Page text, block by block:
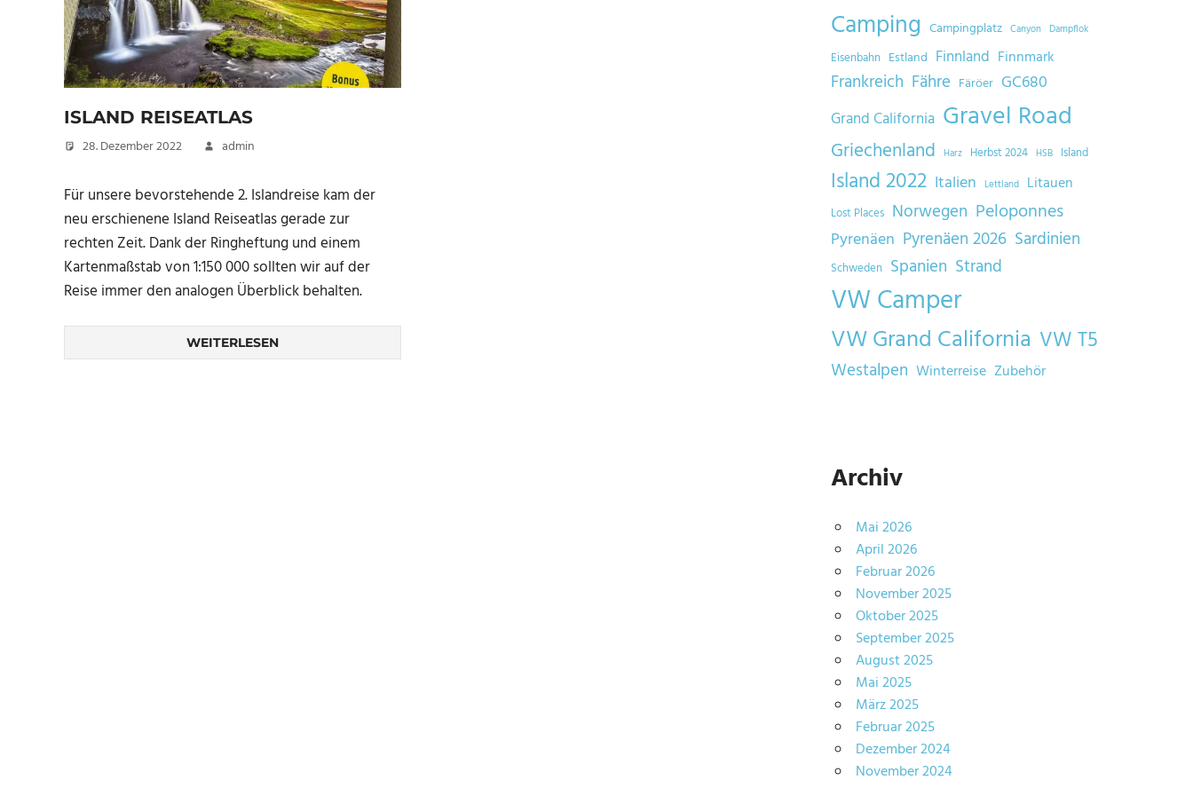
ISLAND REISEATLAS
28. Dezember 2022 admin
Für unsere bevorstehende 2. Islandreise kam der
neu erschienene Island Reiseatlas gerade zur
rechten Zeit. Dank der Ringheftung und einem
Kartenmaßstab von 1:150 000 sollten wir auf der
Reise immer den analogen Überblick behalten.
WEITERLESEN
Camping Campingplatz Canyon Dampflok
Eisenbahn Estland Finnland Finnmark
Frankreich Fähre Färöer GC680
Grand California Gravel Road
Griechenland Harz Herbst 2024 HSB Island
Island 2022 Italien Lettland Litauen
Lost Places Norwegen Peloponnes
Pyrenäen Pyrenäen 2026 Sardinien
Schweden Spanien Strand
VW Camper
VW Grand California VW T5
Westalpen Winterreise Zubehör
Archiv
Mai 2026
April 2026
Februar 2026
November 2025
Oktober 2025
September 2025
August 2025
Mai 2025
März 2025
Februar 2025
Dezember 2024
November 2024